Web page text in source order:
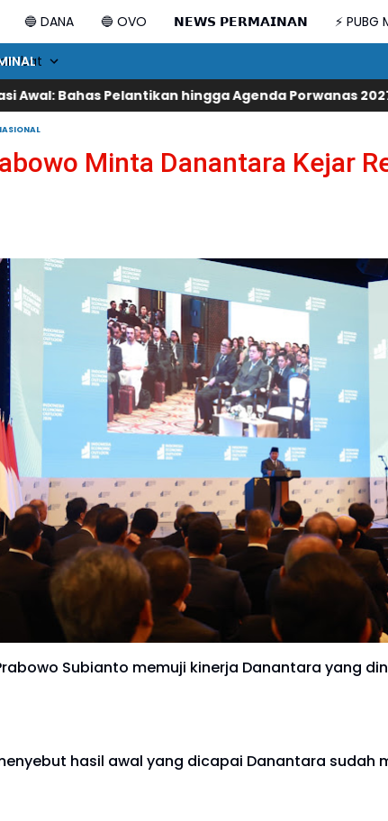
🔵 DANA 🔵 OVO 𝗡𝗘𝗪𝗦 𝗣𝗘𝗥𝗠𝗔𝗜𝗡𝗔𝗡 ⚡ PUBG
hingga Agenda Porwanas 2027 Usai Dampingi
Minta Danantara Kejar
Subianto memuji kinerja Danantara yang
hasil awal yang dicapai Danantara